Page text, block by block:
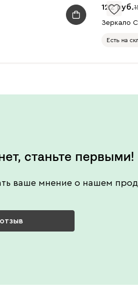
122
Зеркало
Есть на
станьте первыми!
ваше мнение о нашем